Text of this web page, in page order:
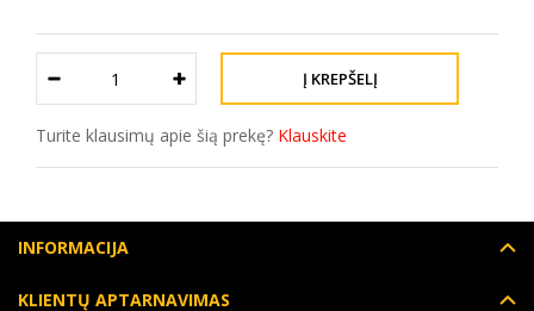
Turite klausimų apie šią prekę? Klauskite
INFORMACIJA
KLIENTŲ APTARNAVIMAS